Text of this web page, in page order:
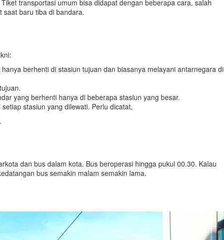
transportasi umum bisa didapat dengan beberapa cara, salah
saat baru tiba di bandara.
berhenti di stasiun tujuan dan biasanya melayani antarnegara di
yang berhenti hanya di beberapa stasiun yang besar.
stasiun yang dilewati. Perlu dicatat,
dan bus dalam kota. Bus beroperasi hingga pukul 00.30. Kalau
bus semakin malam semakin lama.